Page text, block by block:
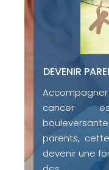
cancer
parents,
devenir une